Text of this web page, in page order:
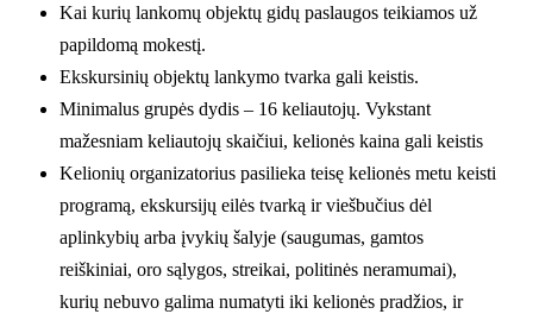
Kai kurių lankomų objektų gidų paslaugos teikiamos už
papildomą mokestį.
Ekskursinių objektų lankymo tvarka gali keistis.
Minimalus grupės dydis – 16 keliautojų. Vykstant
mažesniam keliautojų skaičiui, kelionės kaina gali keistis
Kelionių organizatorius pasilieka teisę kelionės metu keisti
programą, ekskursijų eilės tvarką ir viešbučius dėl
aplinkybių arba įvykių šalyje (saugumas, gamtos
reiškiniai, oro sąlygos, streikai, politinės neramumai),
kurių nebuvo galima numatyti iki kelionės pradžios, ir